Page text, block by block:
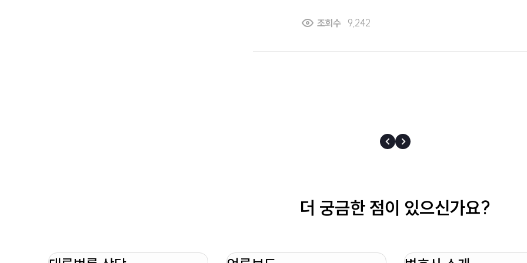
으로 무단지각 외에도 경고를 받게 되는 경우가 있나요?
조회수 9,242
더 궁금한 점이 있으신가요?